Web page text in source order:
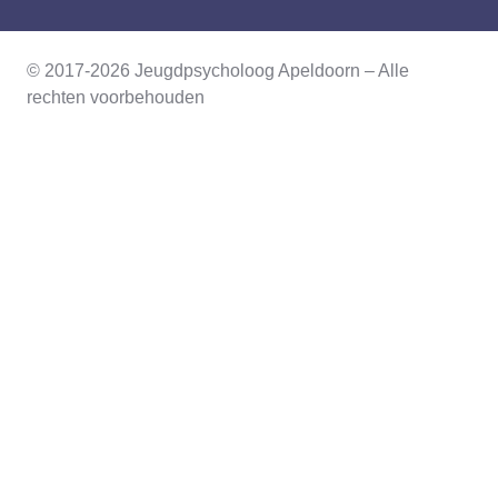
© 2017-2026 Jeugdpsycholoog Apeldoorn – Alle
rechten voorbehouden